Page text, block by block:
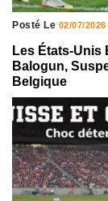
Posté Le 02/07/
Les États-Unis
Balogun,
Belgique